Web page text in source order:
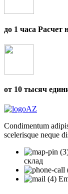
до 1 часа Расчет
от 10 тысяч
Condimentum
scelerisque neque
склад